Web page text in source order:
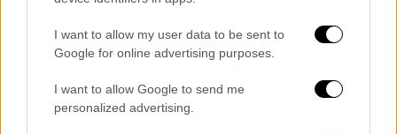
I want to allow my user data to be sent to
Google for online advertising purposes.
I want to allow Google to send me
personalized advertising.
όπου στήνουν την αυλή τους το Αρνητικό, «η
κακή πλευρά της Ιστορίας», και οι αντάρτες
της καθηµερινής ζωής. Μαθαίναµε πώς
ελίχθηκε στις ναρκοθετηµένες ζώνες της
καθηµερινότητας και της Ιστορίας, πώς δεν